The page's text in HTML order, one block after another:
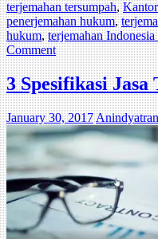
terjemahan tersumpah,Kantor
penerjemahan hukum,
hukum,terjemahan
Comment
3 Spesifikasi
January 30, 2017